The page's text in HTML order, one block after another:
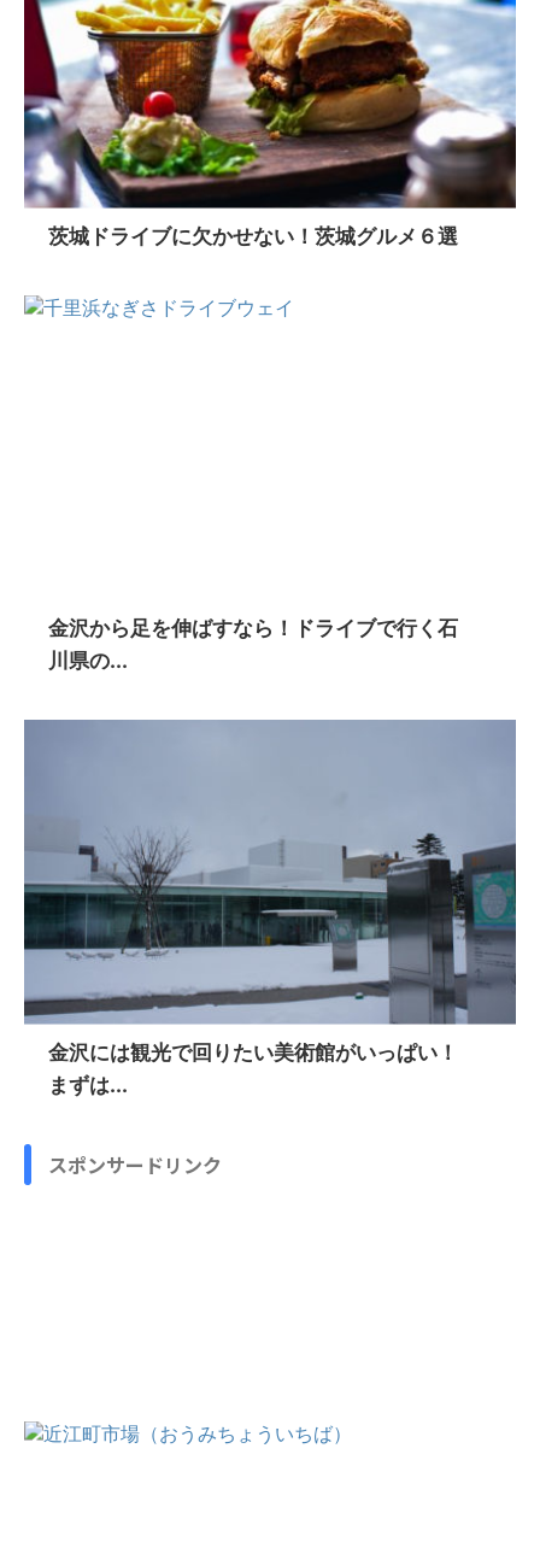
茨城ドライブに欠かせない！茨城グルメ６選
金沢から足を伸ばすなら！ドライブで行く石
川県の...
金沢には観光で回りたい美術館がいっぱい！
まずは...
スポンサードリンク